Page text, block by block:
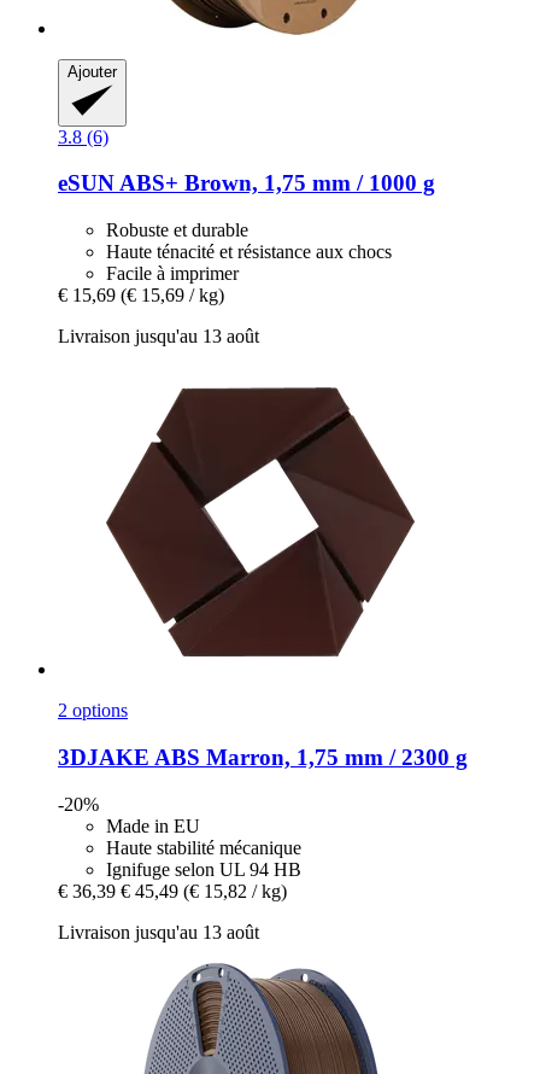
Ajouter
3.8 (6)
eSUNABS+ Brown, 1,75 mm / 1000 g
Robuste et durable
Haute ténacité et résistance aux chocs
Facile à imprimer
€ 15,69 (€ 15,69 / kg)
Livraison jusqu'au 13 août
2 options
3DJAKE ABS Marron, 1,75 mm / 2300 g
-20%
Made in EU
Haute stabilité mécanique
Ignifuge selon UL 94 HB
€ 36,39 € 45,49 (€ 15,82 / kg)
Livraison jusqu'au 13 août